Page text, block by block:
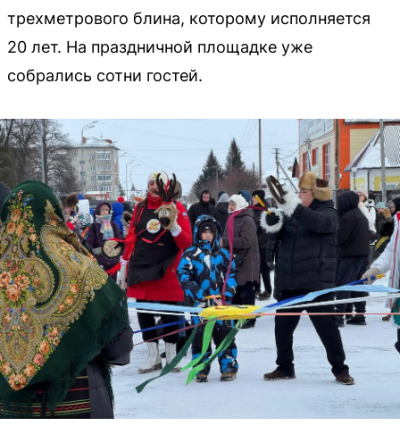
трехметрового блина, которому исполняется
20 лет. На праздничной площадке уже
собрались сотни гостей.